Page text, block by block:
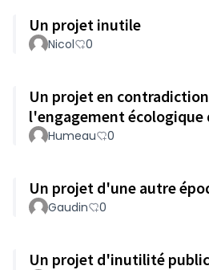
Un projet inutile
Nicol 0
Un projet en
Humeau 0
Un projet d'une autre
Gaudin 0
Un projet d'inutilité